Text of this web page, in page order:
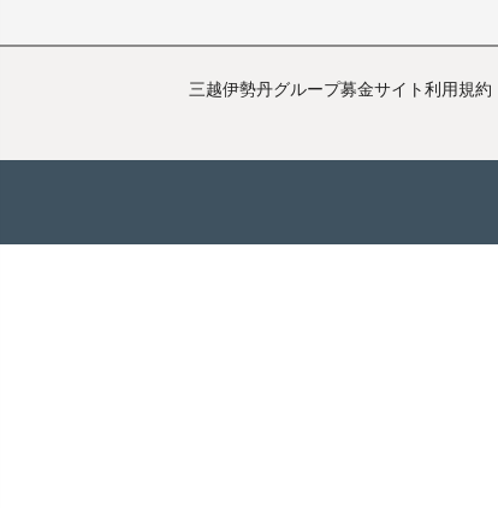
三越伊勢丹グループ募金サイト利用規約